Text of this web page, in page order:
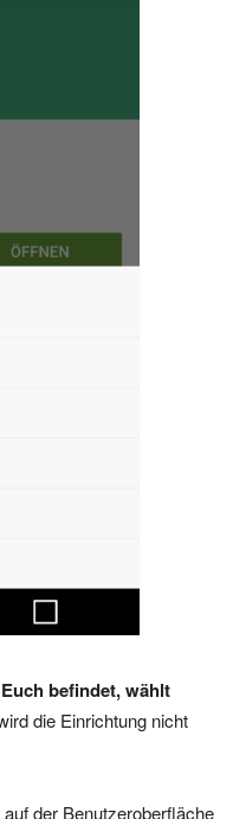
befindet, wählt
die Einrichtung nicht
der Benutzeroberfläche